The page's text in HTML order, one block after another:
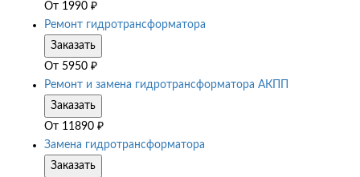
От 1990 ₽
Ремонт гидротрансформатора
Заказать
От 5950 ₽
Ремонт и замена гидротрансформатора АКПП
Заказать
От 11890 ₽
Замена гидротрансформатора
Заказать